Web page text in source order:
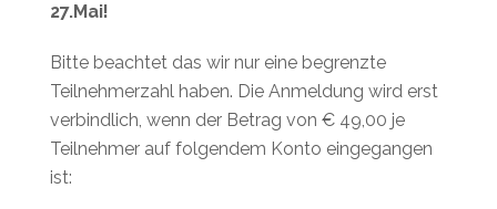
27.Mai!
Bitte beachtet das wir nur eine begrenzte
Teilnehmerzahl haben. Die Anmeldung wird erst
verbindlich, wenn der Betrag von € 49,00 je
Teilnehmer auf folgendem Konto eingegangen
ist: